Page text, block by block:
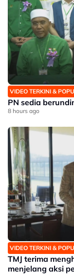
VIDEO TERKINI &
PN sedia
8 hours ago
VIDEO TERKINI &
TMJ terima
menjelang aksi